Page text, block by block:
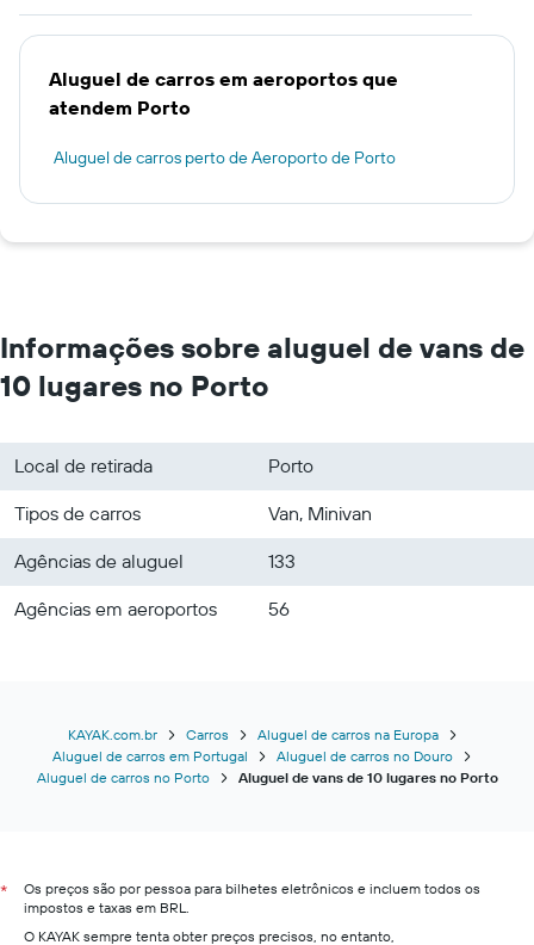
Aluguel de carros em aeroportos que
atendem Porto
Aluguel de carros perto de Aeroporto de Porto
Informações sobre aluguel de vans de
10 lugares no Porto
Local de retirada
Porto
Tipos de carros
Van, Minivan
Agências de aluguel
133
Agências em aeroportos
56
KAYAK.com.br Carros
Aluguel de carros na Europa
Aluguel de carros em Portugal
Aluguel de carros no Douro
Aluguel de carros no Porto
Aluguel de vans de 10 lugares no Porto
*
Os preços são por pessoa para bilhetes eletrônicos e incluem todos os
impostos e taxas em BRL.
O KAYAK sempre tenta obter preços precisos, no entanto,